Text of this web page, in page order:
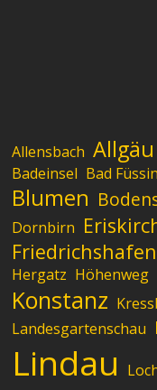
Allensbach Allgäu
Badeinsel Bad
Blumen
Dornbirn
Friedrichshafen
Hergatz Höhenweg
Konstanz
Landesgartenschau
Lindau